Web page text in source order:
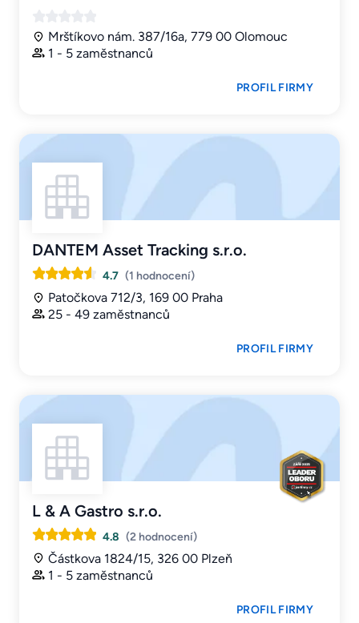
Mrštíkovo nám. 387/16a, 779 00 Olomouc
1 - 5 zaměstnanců
PROFIL FIRMY
DANTEM Asset Tracking s.r.o.
4.7 (1 hodnocení)
Patočkova 712/3, 169 00 Praha
25 - 49 zaměstnanců
PROFIL FIRMY
L & A Gastro s.r.o.
4.8 (2 hodnocení)
Částkova 1824/15, 326 00 Plzeň
1 - 5 zaměstnanců
PROFIL FIRMY